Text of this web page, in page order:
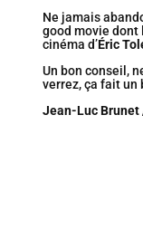
Ne jamais
good movie dont
cinéma d’Éric
Un bon conseil,
verrez, ça fait un
Jean-Luc Brunet